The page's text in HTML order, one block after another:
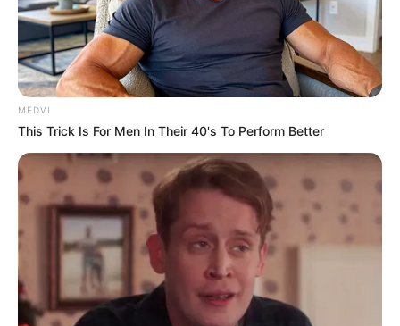
วันลอยกระทงของพวกเราชาวสยาม ประเพณีที่สืบต่อกัน
มาช้านาน ตั้งแต่ยุคดึกดำบรรพ์ เพื่อเป็นการไหว้ขอขมา
แม่น้ำคงคาและขอพร แบบทายใจของเรา ทายใจจากวัสดุที่
เราอยากเลือกมาเป็นกระทงในวันสำคัญนี้นะครับ มาดูกัน
เลยว่าถูกใจกันบ้างรึเปล่า ตามมาที่ริมน้ำแห่งนี้เลยครับ
MEDVI
This Trick Is For Men In Their 40's To Perform Better